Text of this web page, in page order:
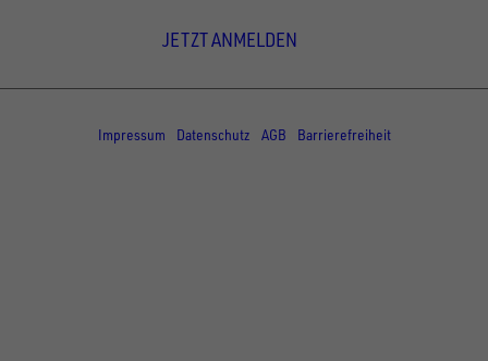
JETZT ANMELDEN
Impressum
Datenschutz AGB Barrierefreiheit